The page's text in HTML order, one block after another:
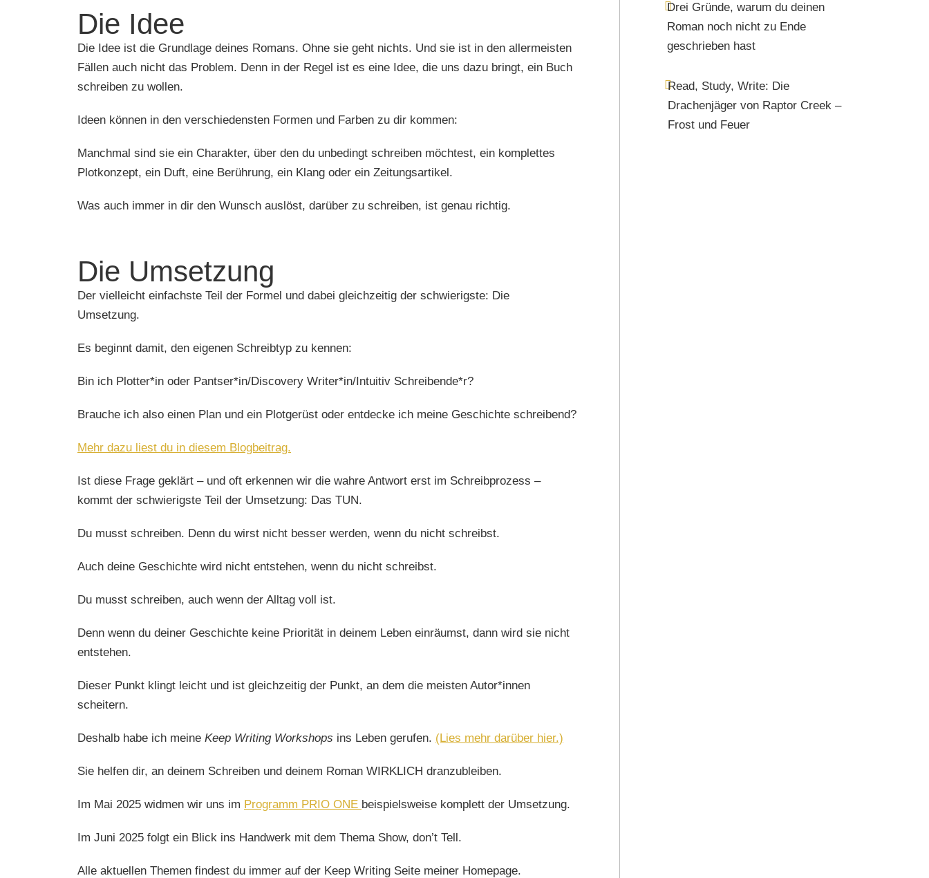
Die Idee
Die Idee ist die Grundlage deines Romans. Ohne sie geht nichts. Und sie ist in den allermeisten
Fällen auch nicht das Problem. Denn in der Regel ist es eine Idee, die uns dazu bringt, ein Buch
schreiben zu wollen.
Ideen können in den verschiedensten Formen und Farben zu dir kommen:
Manchmal sind sie ein Charakter, über den du unbedingt schreiben möchtest, ein komplettes
Plotkonzept, ein Duft, eine Berührung, ein Klang oder ein Zeitungsartikel.
Was auch immer in dir den Wunsch auslöst, darüber zu schreiben, ist genau richtig.
Die Umsetzung
Der vielleicht einfachste Teil der Formel und dabei gleichzeitig der schwierigste: Die
Umsetzung.
Es beginnt damit, den eigenen Schreibtyp zu kennen:
Bin ich Plotter*in oder Pantser*in/Discovery Writer*in/Intuitiv Schreibende*r?
Brauche ich also einen Plan und ein Plotgerüst oder entdecke ich meine Geschichte schreibend?
Mehr dazu liest du in diesem Blogbeitrag.
Ist diese Frage geklärt – und oft erkennen wir die wahre Antwort erst im Schreibprozess –
kommt der schwierigste Teil der Umsetzung: Das TUN.
Du musst schreiben. Denn du wirst nicht besser werden, wenn du nicht schreibst.
Auch deine Geschichte wird nicht entstehen, wenn du nicht schreibst.
Du musst schreiben, auch wenn der Alltag voll ist.
Denn wenn du deiner Geschichte keine Priorität in deinem Leben einräumst, dann wird sie nicht
entstehen.
Dieser Punkt klingt leicht und ist gleichzeitig der Punkt, an dem die meisten Autor*innen
scheitern.
Deshalb habe ich meine Keep Writing Workshops ins Leben gerufen. (Lies mehr darüber hier.)
Sie helfen dir, an deinem Schreiben und deinem Roman WIRKLICH dranzubleiben.
Im Mai 2025 widmen wir uns im Programm PRIO ONE beispielsweise komplett der Umsetzung.
Im Juni 2025 folgt ein Blick ins Handwerk mit dem Thema Show, don’t Tell.
Alle aktuellen Themen findest du immer auf der Keep Writing Seite meiner Homepage.
Drei Gründe, warum du deinen
Roman noch nicht zu Ende
geschrieben hast
Read, Study, Write: Die
Drachenjäger von Raptor Creek –
Frost und Feuer